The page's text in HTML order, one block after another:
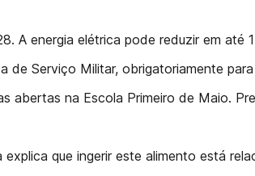
A energia elétrica pode reduzir em até
Serviço Militar, obrigatoriamente
abertas na Escola Primeiro de Maio.
que ingerir este alimento está